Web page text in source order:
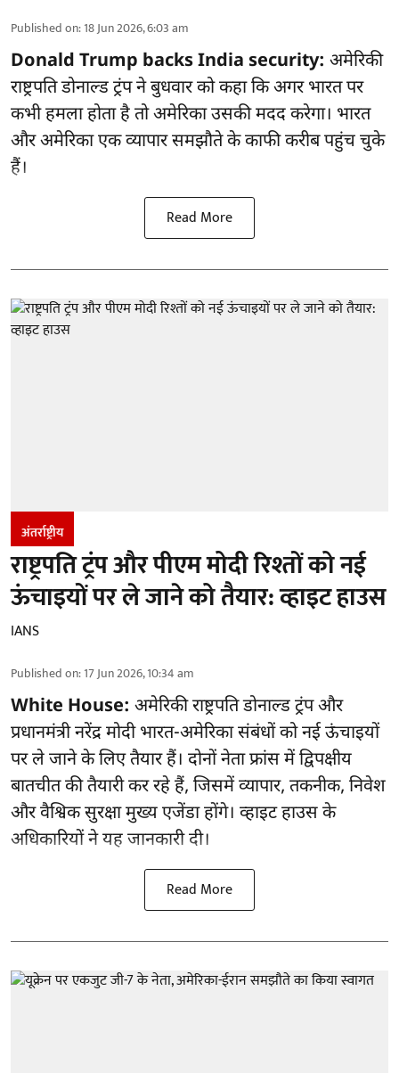
Published on:18 Jun 2026, 6:03 am
Donald Trump backs India security: अमेरिकी
राष्ट्रपति डोनाल्ड ट्रंप ने बुधवार को कहा कि अगर भारत पर
कभी हमला होता है तो अमेरिका उसकी मदद करेगा। भारत
और अमेरिका एक व्यापार समझौते के काफी करीब पहुंच चुके
हैं।
Read More
अंतर्राष्ट्रीय
राष्ट्रपति ट्रंप और पीएम मोदी रिश्तों को नई
ऊंचाइयों पर ले जाने को तैयार: व्हाइट हाउस
IANS
Published on:17 Jun 2026, 10:34 am
White House: अमेरिकी राष्ट्रपति डोनाल्ड ट्रंप और
प्रधानमंत्री नरेंद्र मोदी भारत-अमेरिका संबंधों को नई ऊंचाइयों
पर ले जाने के लिए तैयार हैं। दोनों नेता फ्रांस में द्विपक्षीय
बातचीत की तैयारी कर रहे हैं, जिसमें व्यापार, तकनीक, निवेश
और वैश्विक सुरक्षा मुख्य एजेंडा होंगे। व्हाइट हाउस के
अधिकारियों ने यह जानकारी दी।
Read More